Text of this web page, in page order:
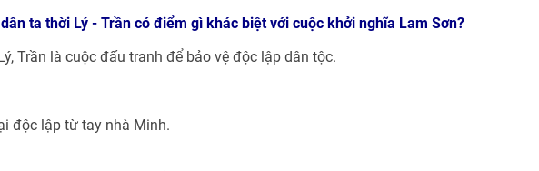
ta thời Lý - Trần có điểm gì khác biệt với cuộc khởi nghĩa Lam Sơn?
Trần là cuộc đấu tranh để bảo vệ độc lập dân tộc.
độc lập từ tay nhà Minh.